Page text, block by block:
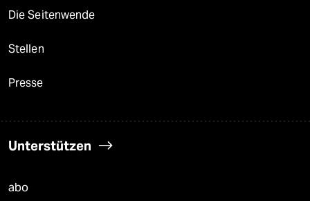
Die Seitenwende
Stellen
Presse
Unterstützen
abo